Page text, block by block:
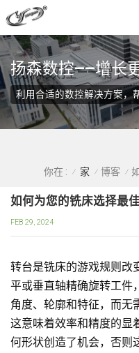
扬森数控——增长
利用合适的数控解决方案，
你在 : / 家 / 博客 /
如何为您的铣床选择最
FEB 29, 2024
转台是铣床的游戏规则改
平或垂直轴精确旋转工件
角度、轮廓和特征，而无
这意味着效率和精度的显
何形状创造了机会，否则